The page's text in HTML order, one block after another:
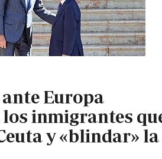
Europa
inmigrantes
y «blindar» la